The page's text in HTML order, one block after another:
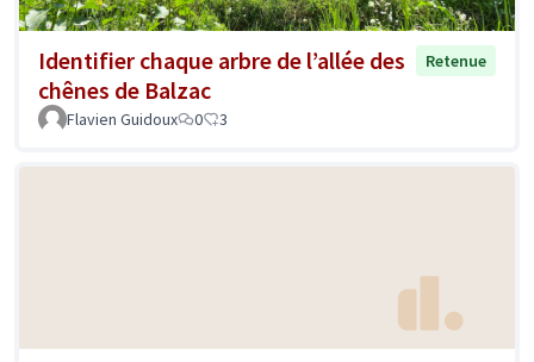
Identifier chaque arbre de l’allée des
chênes de Balzac
Retenue
Flavien Guidoux 0 3